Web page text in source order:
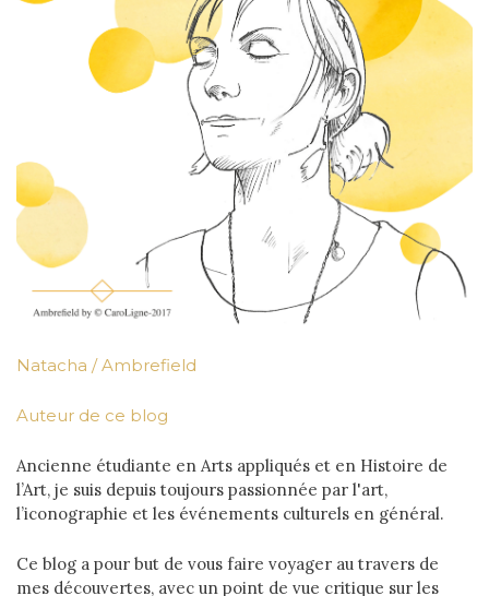
Natacha / Ambrefield
Auteur de ce blog
Ancienne étudiante en Arts appliqués et en Histoire de
l’Art, je suis depuis toujours passionnée par l'art,
l’iconographie et les événements culturels en général.
Ce blog a pour but de vous faire voyager au travers de
mes découvertes, avec un point de vue critique sur les